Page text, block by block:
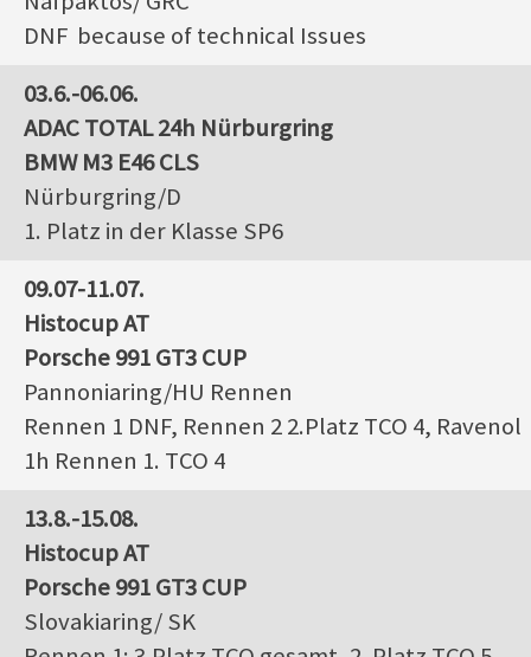
DNF because of technical Issues
03.6.-06.06.
ADAC TOTAL 24h Nürburgring
BMW M3 E46 CLS
Nürburgring/D
1. Platz in der Klasse SP6
09.07-11.07.
Histocup AT
Porsche 991 GT3 CUP
Pannoniaring/HU Rennen
Rennen 1 DNF, Rennen 2 2.Platz TCO 4, Ravenol
1h Rennen 1. TCO 4
13.8.-15.08.
Histocup AT
Porsche 991 GT3 CUP
Slovakiaring/ SK